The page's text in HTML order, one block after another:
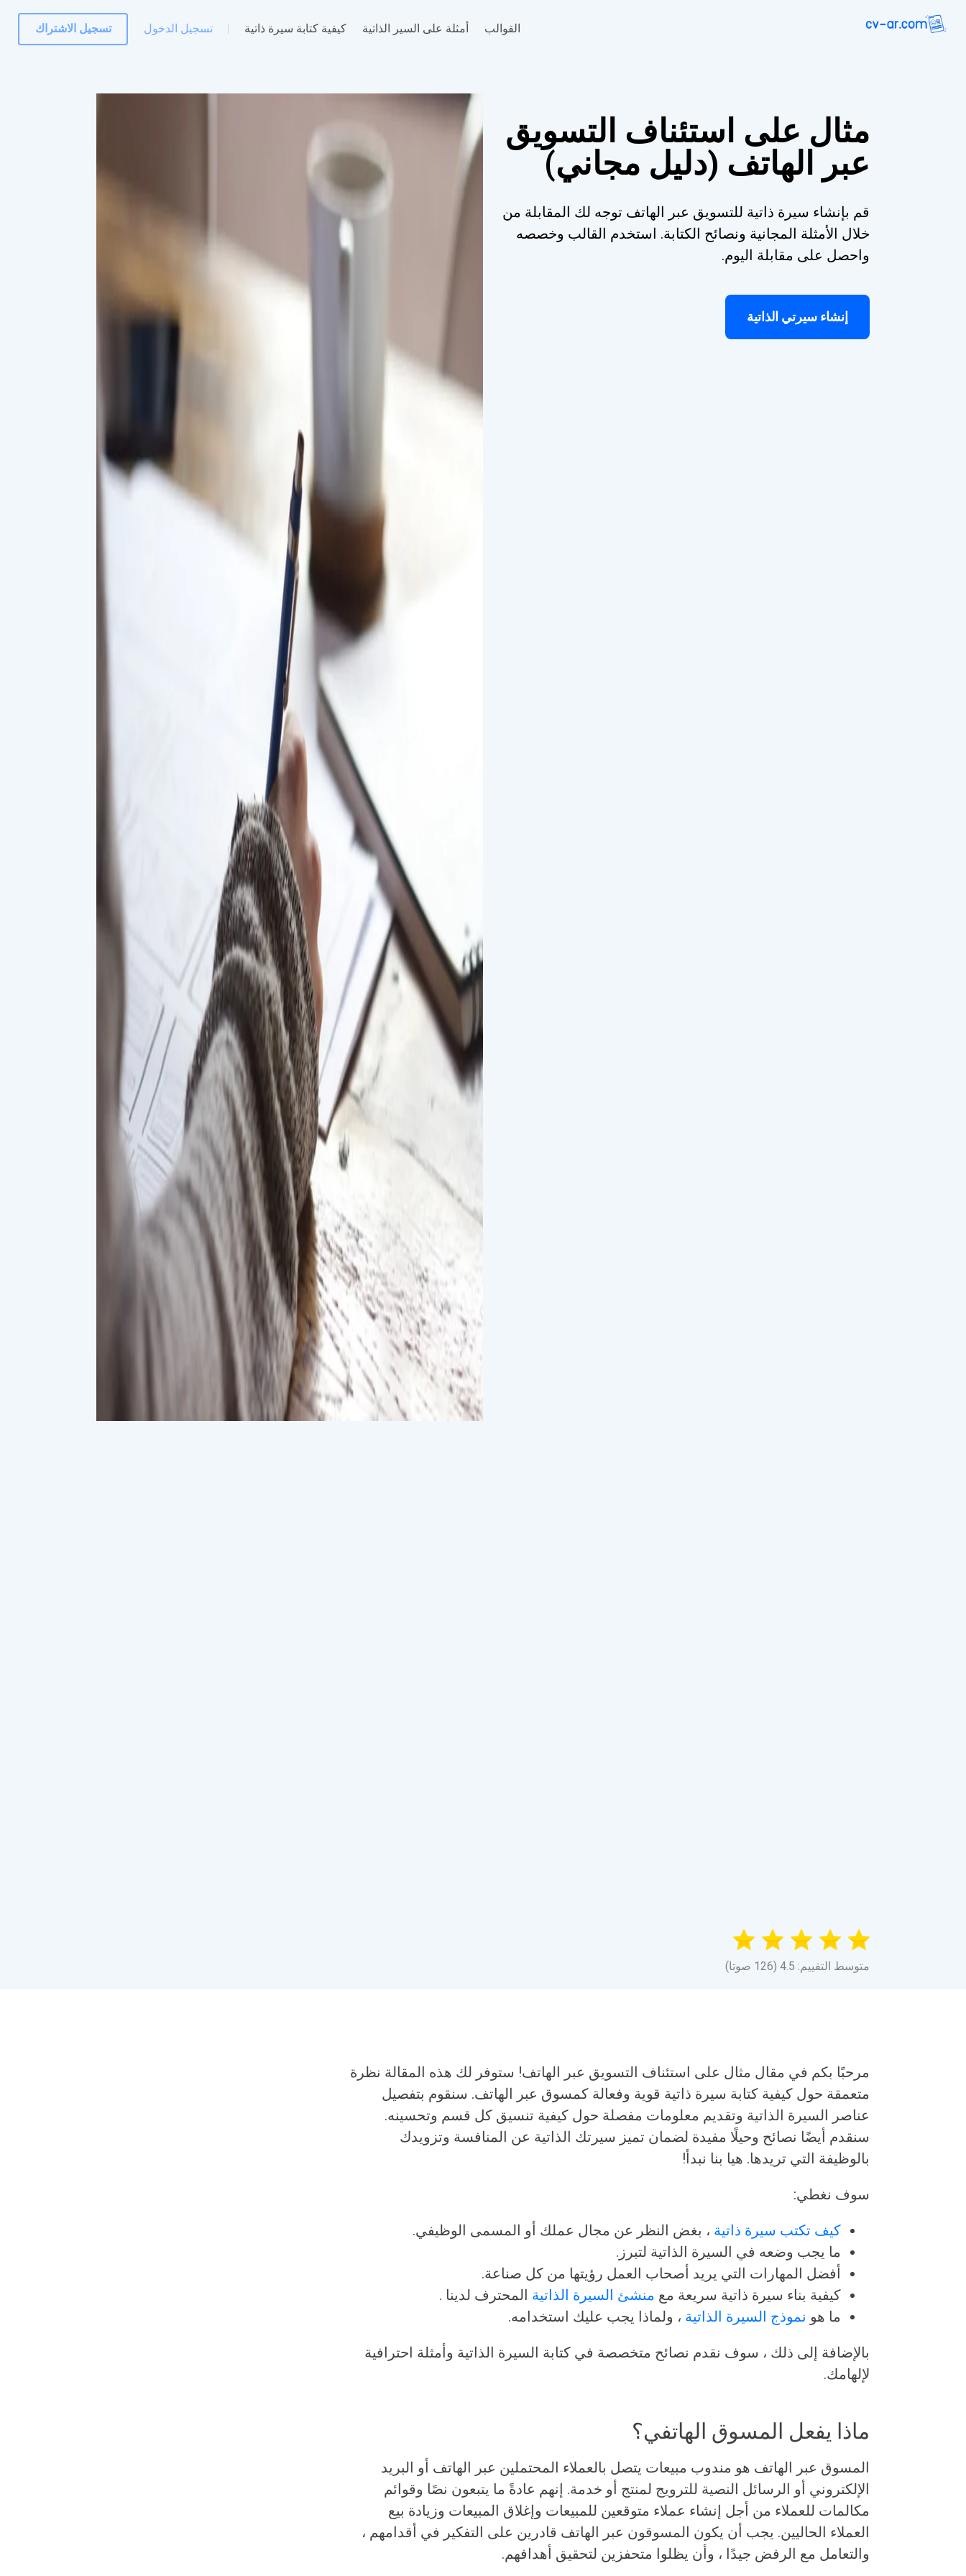
القوالب أمثلة على السير الذاتية كيفية كتابة سيرة ذاتية تسجيل الدخول تسجيل الاشتراك
مثال على استئناف التسويق
عبر الهاتف (دليل مجاني)
قم بإنشاء سيرة ذاتية للتسويق عبر الهاتف توجه لك المقابلة من
خلال الأمثلة المجانية ونصائح الكتابة. استخدم القالب وخصصه
واحصل على مقابلة اليوم.
إنشاء سيرتي الذاتية
متوسط التقييم: 4.5 (126 صوتا)
مرحبًا بكم في مقال مثال على استئناف التسويق عبر الهاتف! ستوفر لك هذه المقالة نظرة
متعمقة حول كيفية كتابة سيرة ذاتية قوية وفعالة كمسوق عبر الهاتف. سنقوم بتفصيل
عناصر السيرة الذاتية وتقديم معلومات مفصلة حول كيفية تنسيق كل قسم وتحسينه.
سنقدم أيضًا نصائح وحيلًا مفيدة لضمان تميز سيرتك الذاتية عن المنافسة وتزويدك
بالوظيفة التي تريدها. هيا بنا نبدأ!
سوف نغطي:
كيف تكتب سيرة ذاتية ، بغض النظر عن مجال عملك أو المسمى الوظيفي.
ما يجب وضعه في السيرة الذاتية لتبرز.
أفضل المهارات التي يريد أصحاب العمل رؤيتها من كل صناعة.
كيفية بناء سيرة ذاتية سريعة مع منشئ السيرة الذاتية المحترف لدينا .
ما هو نموذج السيرة الذاتية ، ولماذا يجب عليك استخدامه.
بالإضافة إلى ذلك ، سوف نقدم نصائح متخصصة في كتابة السيرة الذاتية وأمثلة احترافية
لإلهامك.
ماذا يفعل المسوق الهاتفي؟
المسوق عبر الهاتف هو مندوب مبيعات يتصل بالعملاء المحتملين عبر الهاتف أو البريد
الإلكتروني أو الرسائل النصية للترويج لمنتج أو خدمة. إنهم عادةً ما يتبعون نصًا وقوائم
مكالمات للعملاء من أجل إنشاء عملاء متوقعين للمبيعات وإغلاق المبيعات وزيادة بيع
العملاء الحاليين. يجب أن يكون المسوقون عبر الهاتف قادرين على التفكير في أقدامهم ،
والتعامل مع الرفض جيدًا ، وأن يظلوا متحفزين لتحقيق أهدافهم.